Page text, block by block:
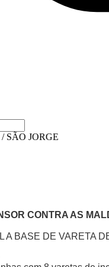
/ SÃO JORGE
CONTRA AS
A BASE DE VARETA